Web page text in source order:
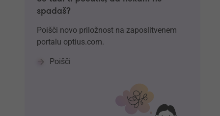
spadaš?
Poišči novo priložnost na zaposlitvenem
portalu optius.com.
Poišči